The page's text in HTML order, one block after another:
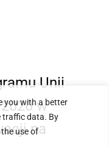
you with a better
traffic data. By
use of
Unii
w
na